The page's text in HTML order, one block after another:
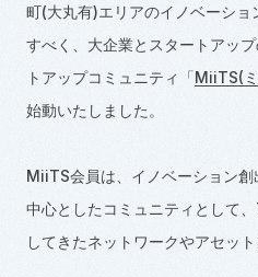
町(大丸有)エリアのイノベーシ
すべく、大企業とスタートアッ
トアップコミュニティ「MiiTS(
始動いたしました。
MiiTS会員は、イノベーション
中心としたコミュニティとして
してきたネットワークやアセッ